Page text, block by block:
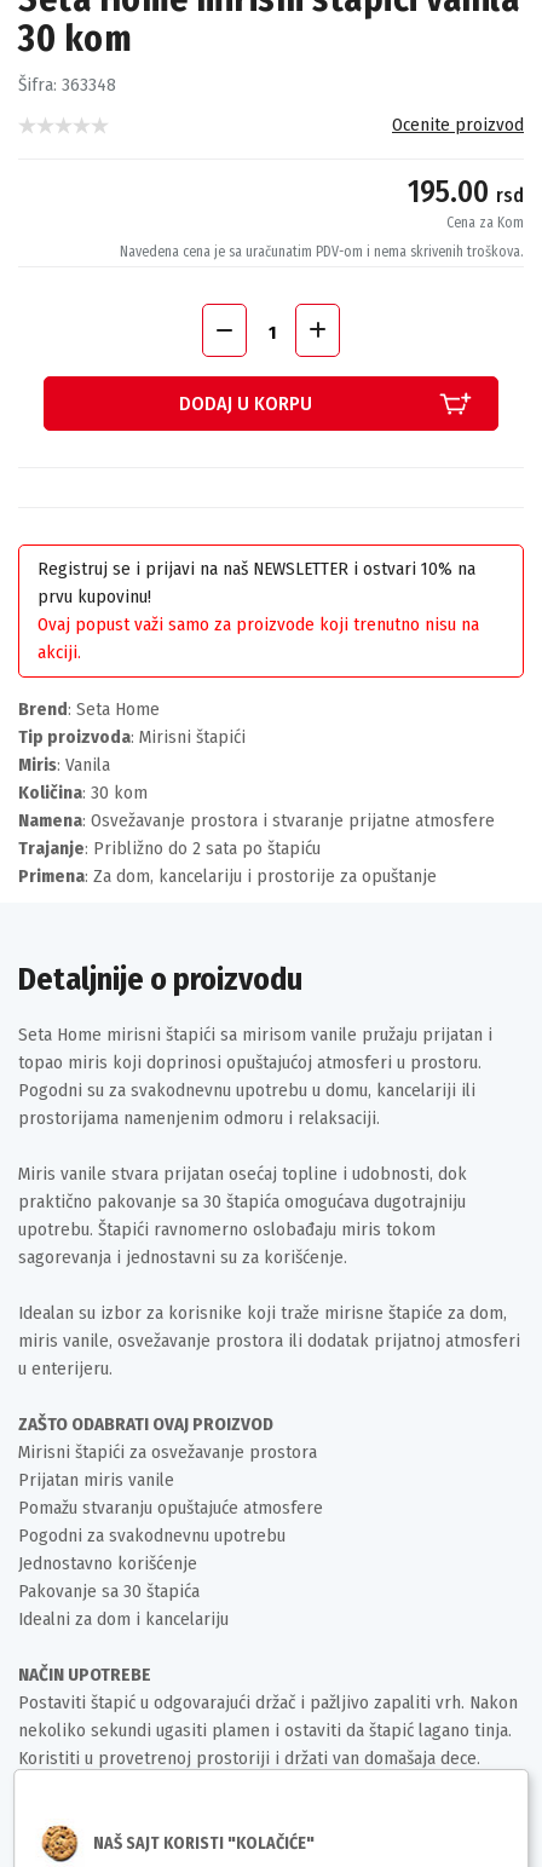
30 kom
Šifra: 363348
Ocenite proizvod
195.00 rsd
Cena za Kom
Navedena cena je sa uračunatim PDV-om i nema skrivenih troškova.
DODAJ U KORPU
Registruj se i prijavi na naš NEWSLETTER i ostvari 10% na
prvu kupovinu!
Ovaj popust važi samo za proizvode koji trenutno nisu na
akciji.
Brend: Seta Home
Tip proizvoda: Mirisni štapići
Miris: Vanila
Količina: 30 kom
Namena: Osvežavanje prostora i stvaranje prijatne atmosfere
Trajanje: Približno do 2 sata po štapiću
Primena: Za dom, kancelariju i prostorije za opuštanje
Detaljnije o proizvodu
Seta Home mirisni štapići sa mirisom vanile pružaju prijatan i
topao miris koji doprinosi opuštajućoj atmosferi u prostoru.
Pogodni su za svakodnevnu upotrebu u domu, kancelariji ili
prostorijama namenjenim odmoru i relaksaciji.
Miris vanile stvara prijatan osećaj topline i udobnosti, dok
praktično pakovanje sa 30 štapića omogućava dugotrajniju
upotrebu. Štapići ravnomerno oslobađaju miris tokom
sagorevanja i jednostavni su za korišćenje.
Idealan su izbor za korisnike koji traže mirisne štapiće za dom,
miris vanile, osvežavanje prostora ili dodatak prijatnoj atmosferi
u enterijeru.
ZAŠTO ODABRATI OVAJ PROIZVOD
Mirisni štapići za osvežavanje prostora
Prijatan miris vanile
Pomažu stvaranju opuštajuće atmosfere
Pogodni za svakodnevnu upotrebu
Jednostavno korišćenje
Pakovanje sa 30 štapića
Idealni za dom i kancelariju
NAČIN UPOTREBE
Postaviti štapić u odgovarajući držač i pažljivo zapaliti vrh. Nakon
nekoliko sekundi ugasiti plamen i ostaviti da štapić lagano tinja.
Koristiti u provetrenoj prostoriji i držati van domašaja dece.
Poručite Seta Home mirisne štapiće vanila i unesite prijatan i
NAŠ SAJT KORISTI "KOLAČIĆE"